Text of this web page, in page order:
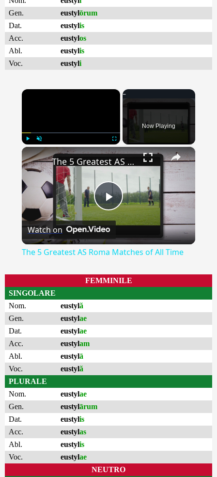
Gen.
eustylōrum
Dat.
eustylis
Acc.
eustylos
Abl.
eustylis
Voc.
eustyli
×
Now Playing
×
Play
Video
The 5 Greatest AS Roma Matches of All Time
Watch on
The 5 Greatest AS Roma Matches of All Time
FEMMINILE
SINGOLARE
Nom.
eustylă
Gen.
eustylae
Dat.
eustylae
Acc.
eustylam
Abl.
eustylā
Voc.
eustylă
PLURALE
Nom.
eustylae
Gen.
eustylārum
Dat.
eustylis
Acc.
eustylas
Abl.
eustylis
Voc.
eustylae
NEUTRO